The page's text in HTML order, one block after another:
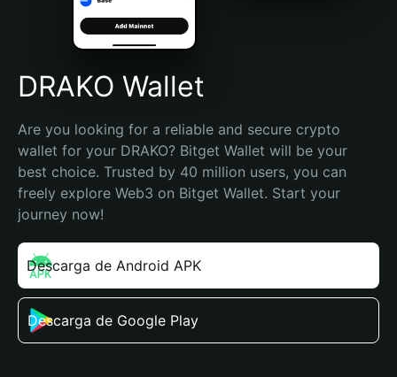
Português (Brasil)
Español (Argentina)
DRAKO Wallet
Are you looking for a reliable and secure crypto
wallet for your DRAKO? Bitget Wallet will be your
best choice. Trusted by 40 million users, you can
freely explore Web3 on Bitget Wallet. Start your
journey now!
Descarga de Android APK
Descarga de Google Play